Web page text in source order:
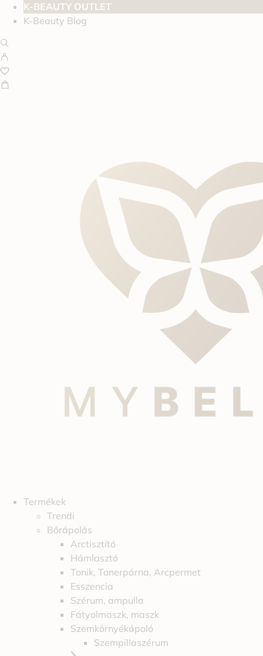
K-BEAUTY OUTLET
K-Beauty Blog
Termékek
Trendi
Bőrápolás
Arctisztító
Hámlasztó
Tonik, Tonerpárna, Arcpermet
Esszencia
Szérum, ampulla
Fátyolmaszk, maszk
Szemkörnyékápoló
Szempillaszérum